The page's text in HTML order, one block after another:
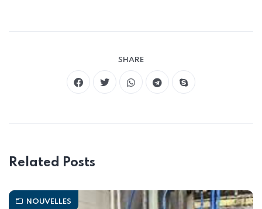
SHARE
Related Posts
NOUVELLES